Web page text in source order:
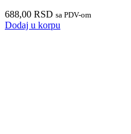
688,00 RSD sa PDV-om
Dodaj u korpu